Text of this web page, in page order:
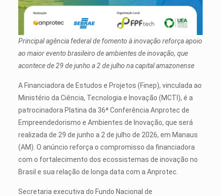
Principal agência federal de fomento à inovação reforça apoio
ao maior evento brasileiro de ambientes de inovação, que
acontece de 29 de junho a 2 de julho na capital amazonense
A Financiadora de Estudos e Projetos (Finep), vinculada ao
Ministério da Ciência, Tecnologia e Inovação (MCTI), é a
patrocinadora Platina da 36ª Conferência Anprotec de
Empreendedorismo e Ambientes de Inovação, que será
realizada de 29 de junho a 2 de julho de 2026, em Manaus
(AM). O anúncio reforça o compromisso da financiadora
com o fortalecimento dos ecossistemas de inovação no
Brasil e sua relação de longa data com a Anprotec.
Secretaria executiva do Fundo Nacional de